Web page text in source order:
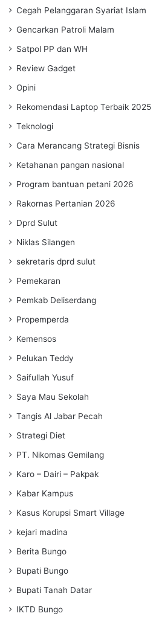
Cegah Pelanggaran Syariat Islam
Gencarkan Patroli Malam
Satpol PP dan WH
Review Gadget
Opini
Rekomendasi Laptop Terbaik 2025
Teknologi
Cara Merancang Strategi Bisnis
Ketahanan pangan nasional
Program bantuan petani 2026
Rakornas Pertanian 2026
Dprd Sulut
Niklas Silangen
sekretaris dprd sulut
Pemekaran
Pemkab Deliserdang
Propemperda
Kemensos
Pelukan Teddy
Saifullah Yusuf
Saya Mau Sekolah
Tangis Al Jabar Pecah
Strategi Diet
PT. Nikomas Gemilang
Karo – Dairi – Pakpak
Kabar Kampus
Kasus Korupsi Smart Village
kejari madina
Berita Bungo
Bupati Bungo
Bupati Tanah Datar
IKTD Bungo